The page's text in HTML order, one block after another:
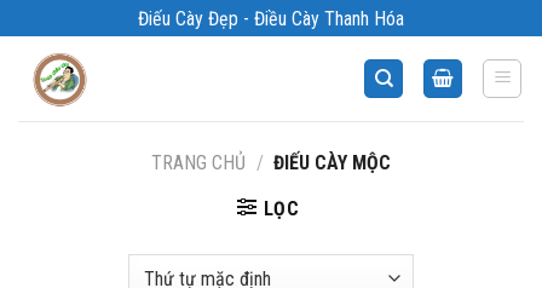
qua
Điếu Cày Đẹp - Điều Cày Thanh Hóa
TRANG CHỦ / ĐIẾU CÀY MỘC
LỌC